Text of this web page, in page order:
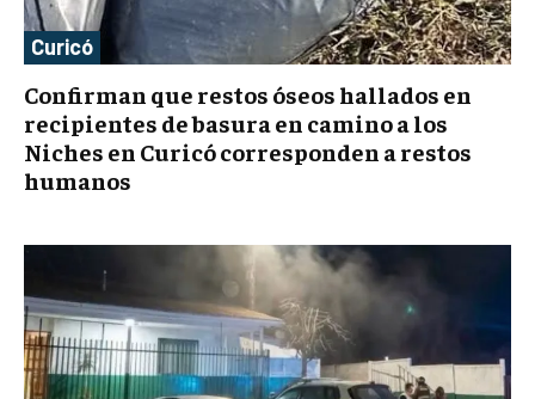
Curicó
Confirman que restos óseos hallados en
recipientes de basura en camino a los
Niches en Curicó corresponden a restos
humanos